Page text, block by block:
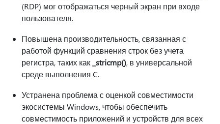
(RDP) мог отображаться черный экран при входе
пользователя.
Повышена производительность, связанная с
работой функций сравнения строк без учета
регистра, таких как _stricmp(), в универсальной
среде выполнения C.
Устранена проблема с оценкой совместимости
экосистемы Windows, чтобы обеспечить
совместимость приложений и устройств для всех